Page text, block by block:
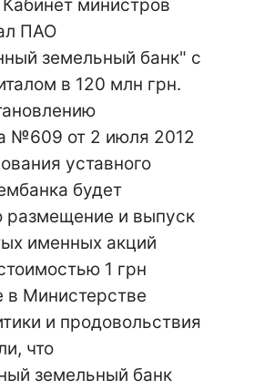
министров
ПАО
земельный банк" с
в 120 млн грн.
№609 от 2 июля 2012
уставного
будет
размещение и выпуск
именных акций
1 грн
в Министерстве
и продовольствия
что
земельный банк